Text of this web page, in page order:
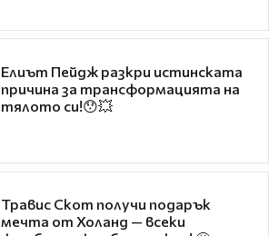
Елиът Пейдж разкри истинската
причина за трансформацията на
тялото си!😯💥
Травис Скот получи подарък
мечта от Холанд — всеки